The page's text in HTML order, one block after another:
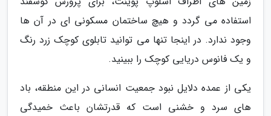
استفاده می گردد و هیچ ساختمان مسکونی ای در آن ها
وجود ندارد. در اینجا تنها می توانید تابلوی کوچک زرد رنگ
و یک فانوس دریایی کوچک را ببینید.
یکی از عمده دلایل نبود جمعیت انسانی در این منطقه، باد
های سرد و خشنی است که قدرتشان باعث خمیدگی